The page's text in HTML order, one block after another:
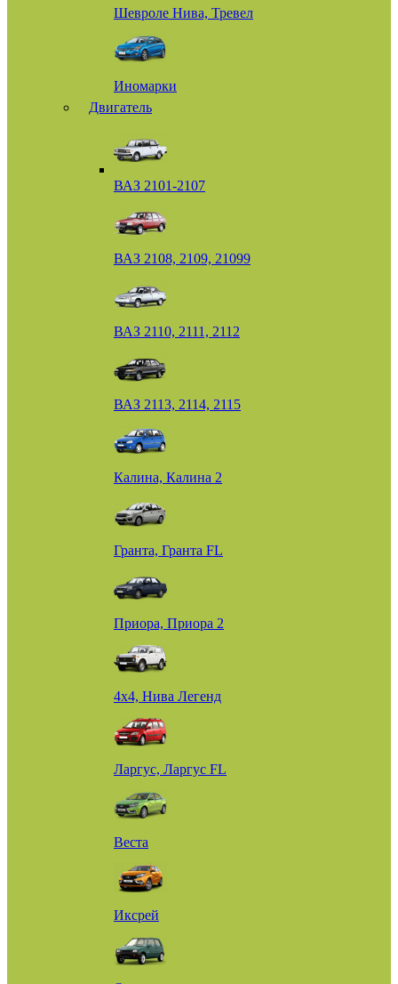
Шевроле Нива, Тревел
Иномарки
Двигатель
ВАЗ 2101-2107
ВАЗ 2108, 2109, 21099
ВАЗ 2110, 2111, 2112
ВАЗ 2113, 2114, 2115
Калина, Калина 2
Гранта, Гранта FL
Приора, Приора 2
4х4, Нива Легенд
Ларгус, Ларгус FL
Веста
Иксрей